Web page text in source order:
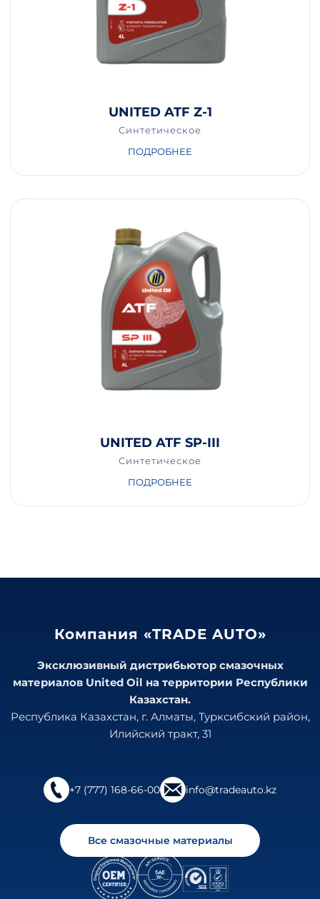
UNITED ATF Z-1
Синтетическое
ПОДРОБНЕЕ
UNITED ATF SP-III
Синтетическое
ПОДРОБНЕЕ
Компания «TRADE AUTO»
Эксклюзивный дистрибьютор смазочных
материалов United Oil на территории Республики
Казахстан.
Республика Казахстан, г. Алматы, Турксибский район,
Илийский тракт, 31
+7 (777) 168-66-00 info@tradeauto.kz
Все смазочные материалы